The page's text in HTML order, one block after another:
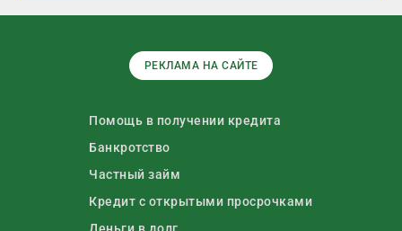
РЕКЛАМА НА САЙТЕ
Помощь в получении кредита
Банкротство
Частный займ
Кредит с открытыми просрочками